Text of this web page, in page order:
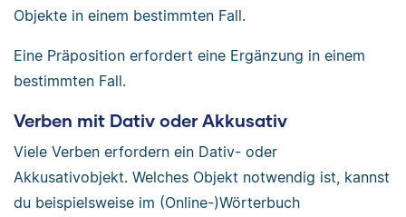
Objekte in einem bestimmten Fall.
Eine Präposition erfordert eine Ergänzung in einem
bestimmten Fall.
Verben mit Dativ oder Akkusativ
Viele Verben erfordern ein Dativ- oder
Akkusativobjekt. Welches Objekt notwendig ist, kannst
du beispielsweise im (Online-)Wörterbuch